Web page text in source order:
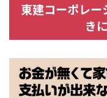
東建コーポレー
き